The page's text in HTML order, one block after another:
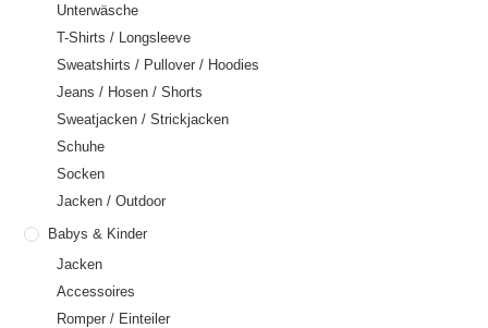
Unterwäsche
T-Shirts / Longsleeve
Sweatshirts / Pullover / Hoodies
Jeans / Hosen / Shorts
Sweatjacken / Strickjacken
Schuhe
Socken
Jacken / Outdoor
Babys & Kinder
Jacken
Accessoires
Romper / Einteiler